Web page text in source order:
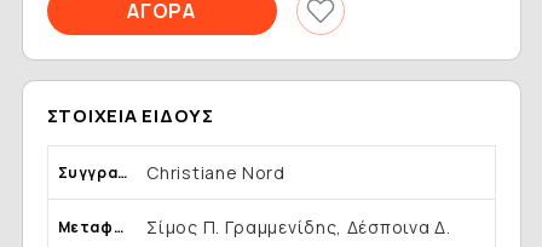
ΣΤΟΙΧΕΊΑ ΕΊΔΟΥΣ
Συγγραφέας Christiane Nord
Μεταφραστής
Σίμος Π. Γραμμενίδης, Δέσποινα Δ.